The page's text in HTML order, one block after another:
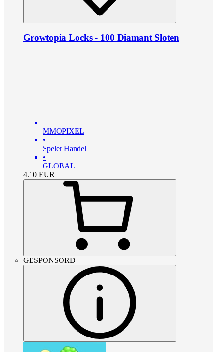
Growtopia Locks - 100 Diamant Sloten
MMOPIXEL
•
Speler Handel
•
GLOBAL
4.10 EUR
GESPONSORD